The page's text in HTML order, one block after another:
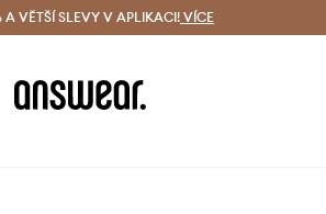
Doručení i do 24 h
A VĚTŠÍ SLEVY V APLIKACI! VÍCE